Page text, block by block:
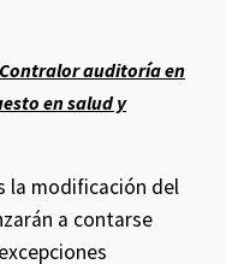
auditoría en
en salud y
la modificación del
a contarse